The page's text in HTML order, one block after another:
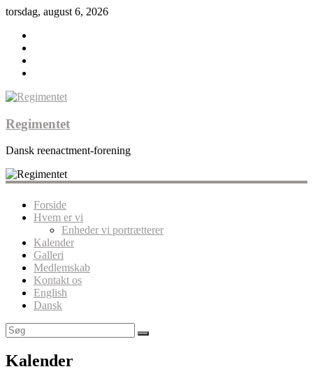
torsdag, august 6, 2026
Regimentet
Dansk reenactment-forening
Forside
Hvem er vi
Enheder vi portrætterer
Kalender
Galleri
Medlemskab
Kontakt os
English
Dansk
Kalender